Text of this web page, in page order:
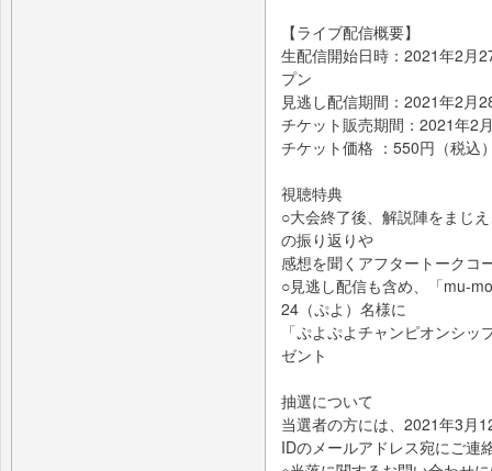
【ライブ配信概要】
生配信開始日時：2021年2月
プン
見逃し配信期間：2021年2月
チケット販売期間：2021年2
チケット価格 ：550円（税込
視聴特典
○大会終了後、解説陣をまじ
の振り返りや
感想を聞くアフタートークコ
○見逃し配信も含め、「mu-
24（ぷよ）名様に
「ぷよぷよチャンピオンシ
ゼント
抽選について
当選者の方には、2021年3月
IDのメールアドレス宛にご連